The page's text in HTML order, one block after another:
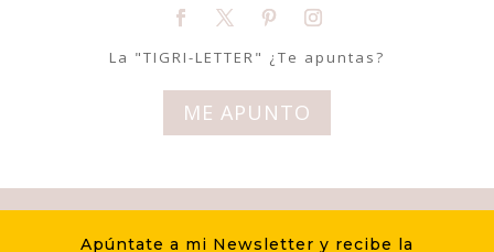
Apúntate a mi Newsletter y recibe la
La "TIGRI-LETTER" ¿Te apuntas?
ME APUNTO
© Tigriteando 2020 | Todos los